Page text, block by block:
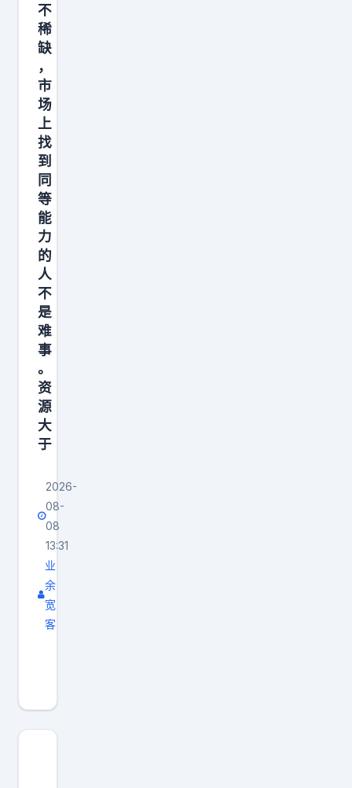
分
泌
带
来
幸
福
感
的
物
质
。
小
小
的
善
意
无
论
是
生
还
是
职
场
，
都
可
想
不
稀
缺
，
市
场
上
找
到
同
等
能
力
的
人
不
是
难
事
。
资
源
大
于
2026-
08-
08
13:31
业
余
宽
客
场
，